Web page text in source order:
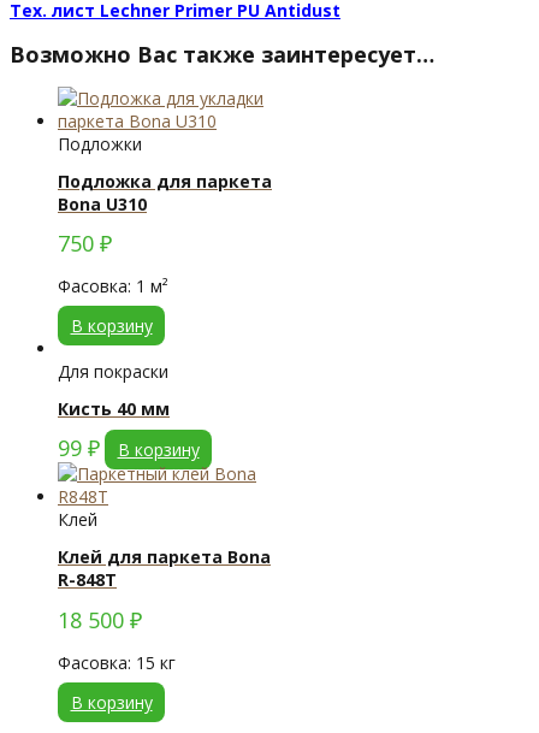
Тех. лист Lechner Primer PU Antidust
Возможно Вас также заинтересует…
Подложки
Подложка для паркета
Bona U310
750 ₽
Фасовка: 1 м²
В корзину
Для покраски
Кисть 40 мм
99 ₽ В корзину
Клей
Клей для паркета Bona
R-848T
18 500 ₽
Фасовка: 15 кг
В корзину